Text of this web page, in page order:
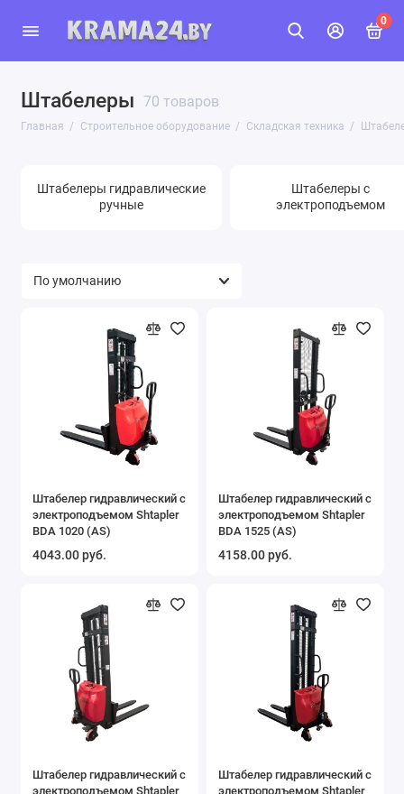
0
Штабелеры 70 товаров
Главная Строительное оборудование Складская техника
Штабелеры гидравлические
ручные
Штабелеры с
электроподъемом
Штабелер гидравлический с
электроподъемом Shtapler
BDA 1020 (AS)
4043.00 руб.
Штабелер гидравлический с
электроподъемом Shtapler
BDA 1525 (AS)
4158.00 руб.
Штабелер гидравлический с
электроподъемом Shtapler
Штабелер гидравлический с
электроподъемом Shtapler